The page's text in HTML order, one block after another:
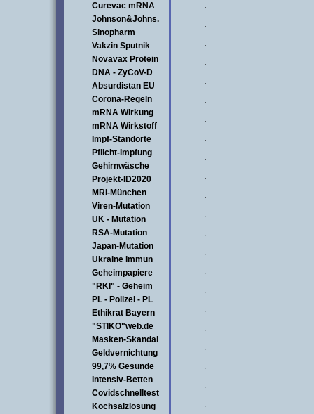
Curevac mRNA
Johnson&Johns.
Sinopharm
Vakzin Sputnik
Novavax Protein
DNA - ZyCoV-D
Absurdistan EU
Corona-Regeln
mRNA Wirkung
mRNA Wirkstoff
Impf-Standorte
Pflicht-Impfung
Gehirnwäsche
Projekt-ID2020
MRI-München
Viren-Mutation
UK - Mutation
RSA-Mutation
Japan-Mutation
Ukraine immun
Geheimpapiere
"RKI" - Geheim
PL - Polizei - PL
Ethikrat Bayern
"STIKO"web.de
Masken-Skandal
Geldvernichtung
99,7% Gesunde
Intensiv-Betten
Covidschnelltest
Kochsalzlösung
·
·
·
·
·
·
·
·
·
·
·
·
·
·
·
·
·
·
·
·
·
·